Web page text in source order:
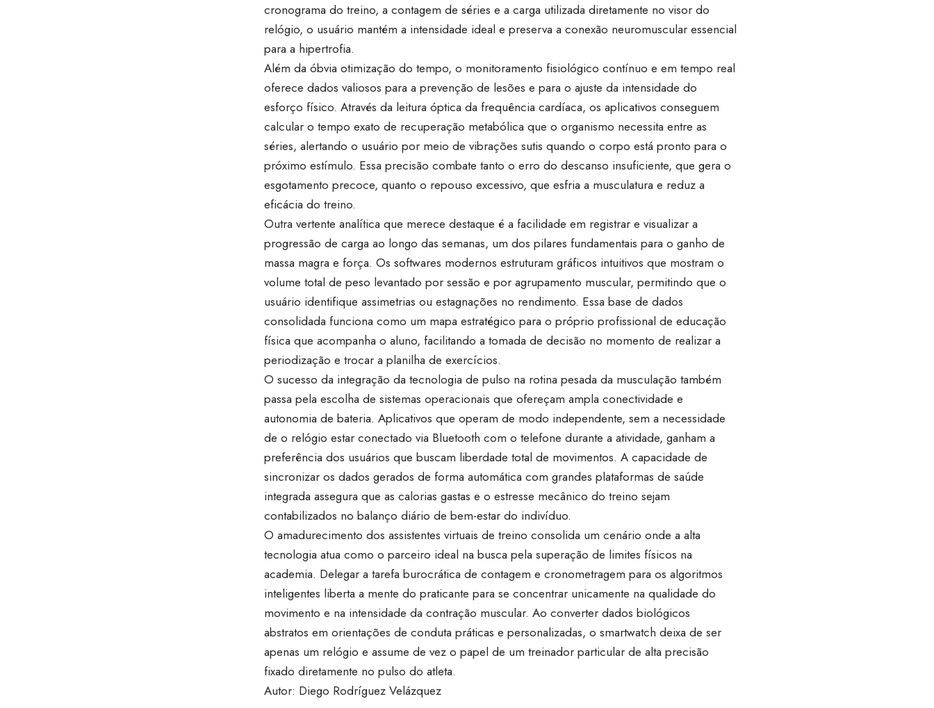
cronograma do treino, a contagem de séries e a carga utilizada diretamente no visor do
relógio, o usuário mantém a intensidade ideal e preserva a conexão neuromuscular essencial
para a hipertrofia.
Além da óbvia otimização do tempo, o monitoramento fisiológico contínuo e em tempo real
oferece dados valiosos para a prevenção de lesões e para o ajuste da intensidade do
esforço físico. Através da leitura óptica da frequência cardíaca, os aplicativos conseguem
calcular o tempo exato de recuperação metabólica que o organismo necessita entre as
séries, alertando o usuário por meio de vibrações sutis quando o corpo está pronto para o
próximo estímulo. Essa precisão combate tanto o erro do descanso insuficiente, que gera o
esgotamento precoce, quanto o repouso excessivo, que esfria a musculatura e reduz a
eficácia do treino.
Outra vertente analítica que merece destaque é a facilidade em registrar e visualizar a
progressão de carga ao longo das semanas, um dos pilares fundamentais para o ganho de
massa magra e força. Os softwares modernos estruturam gráficos intuitivos que mostram o
volume total de peso levantado por sessão e por agrupamento muscular, permitindo que o
usuário identifique assimetrias ou estagnações no rendimento. Essa base de dados
consolidada funciona como um mapa estratégico para o próprio profissional de educação
física que acompanha o aluno, facilitando a tomada de decisão no momento de realizar a
periodização e trocar a planilha de exercícios.
O sucesso da integração da tecnologia de pulso na rotina pesada da musculação também
passa pela escolha de sistemas operacionais que ofereçam ampla conectividade e
autonomia de bateria. Aplicativos que operam de modo independente, sem a necessidade
de o relógio estar conectado via Bluetooth com o telefone durante a atividade, ganham a
preferência dos usuários que buscam liberdade total de movimentos. A capacidade de
sincronizar os dados gerados de forma automática com grandes plataformas de saúde
integrada assegura que as calorias gastas e o estresse mecânico do treino sejam
contabilizados no balanço diário de bem-estar do indivíduo.
O amadurecimento dos assistentes virtuais de treino consolida um cenário onde a alta
tecnologia atua como o parceiro ideal na busca pela superação de limites físicos na
academia. Delegar a tarefa burocrática de contagem e cronometragem para os algoritmos
inteligentes liberta a mente do praticante para se concentrar unicamente na qualidade do
movimento e na intensidade da contração muscular. Ao converter dados biológicos
abstratos em orientações de conduta práticas e personalizadas, o smartwatch deixa de ser
apenas um relógio e assume de vez o papel de um treinador particular de alta precisão
fixado diretamente no pulso do atleta.
Autor: Diego Rodríguez Velázquez